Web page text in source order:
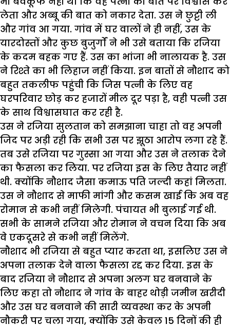
लेता और अब्बू की बात को नकार देता. उस ने छुट्टी ली
और गांव आ गया. गांव में घर वालों ने ही नहीं, उस के
यारदोस्तों और कुछ बुजुर्गों ने भी उसे बताया कि रजिया
के कदम बहक गए हैं. उस का भांजा भी नालायक है. उस
ने रिश्ते का भी लिहाज नहीं किया. इन बातों से नौशाद को
बहुत तकलीफ पहुंची कि जिस पत्नी के लिए वह
घरपरिवार छोड़ कर हजारों मील दूर पड़ा है, वही पत्नी उस
के साथ विश्वासघात कर रही है.
उस ने रजिया सुलतान को समझाना चाहा तो वह अपनी
जिद पर अड़ी रही कि सभी उस पर झूठा आरोप लगा रहे हैं.
तब उसे रजिया पर गुस्सा आ गया और उस ने तलाक देने
का फैसला कर लिया. पर रजिया इस के लिए तैयार नहीं
थी. क्योंकि नौशाद जैसा कमाऊ पति जल्दी कहां मिलता.
उस ने नौशाद से माफी मांगी और कसम खाई कि अब वह
रोमान से कभी नहीं मिलेगी. पंचायत भी बुलाई गई थी.
सभी के सामने रजिया और रोमान ने वचन दिया कि अब
वे एकदूसरे से कभी नहीं मिलेंगे.
नौशाद भी रजिया से बहुत प्यार करता था, इसलिए उस ने
अपना तलाक देने वाला फैसला रद्द कर दिया. इस के
बाद रजिया ने नौशाद से अपना अलग घर बनवाने के
लिए कहा तो नौशाद ने गांव के बाहर थोड़ी जमीन खरीदी
और उस घर बनवाने की सारी व्यवस्था कर के अपनी
नौकरी पर चला गया, क्योंकि उसे केवल 15 दिनों की ही